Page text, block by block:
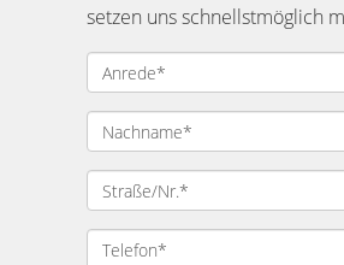
setzen uns schnellstmöglich